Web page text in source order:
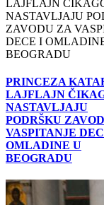
PRINCEZA
LAJFLAJN
NASTAVLJAJU
PODRŠKU
VASPITANJE
OMLADINE U
BEOGRADU